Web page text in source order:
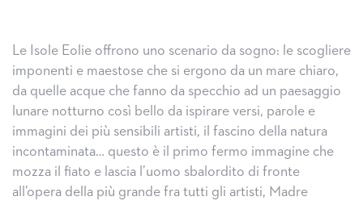
Le Isole Eolie offrono uno scenario da sogno: le scogliere
imponenti e maestose che si ergono da un mare chiaro,
da quelle acque che fanno da specchio ad un paesaggio
lunare notturno così bello da ispirare versi, parole e
immagini dei più sensibili artisti, il fascino della natura
incontaminata… questo è il primo fermo immagine che
mozza il fiato e lascia l’uomo sbalordito di fronte
all’opera della più grande fra tutti gli artisti, Madre